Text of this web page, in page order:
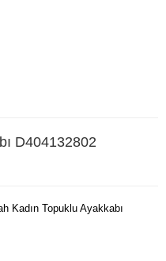
D404132802
Kadın Topuklu Ayakkabı